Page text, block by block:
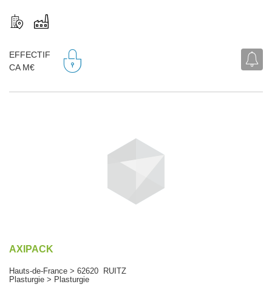
EFFECTIF
CA M€
AXIPACK
Hauts-de-France > 62620 RUITZ
Plasturgie > Plasturgie